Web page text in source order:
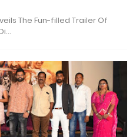
The Fun-filled Trailer Of